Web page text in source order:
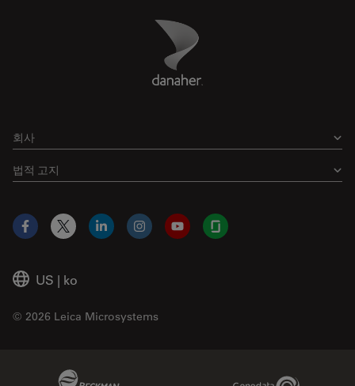
Danaher Logo
회사
법적 고지
US | ko
© 2026 Leica Microsystems
Facebook
X LinkedInInstagramYouTubeGlassdoor
Genedata Link